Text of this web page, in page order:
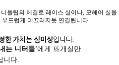
들팁의 체결로 레이스 실이나, 모헤어 실을
드럽게 미끄러지듯 연결됩니다.
한 가치는 심미성입니다.
는 니터들'에게 뜨개실만
니다.